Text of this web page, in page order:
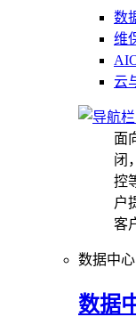
数
维
云
面
闭
控
户
客
数据中心
数据